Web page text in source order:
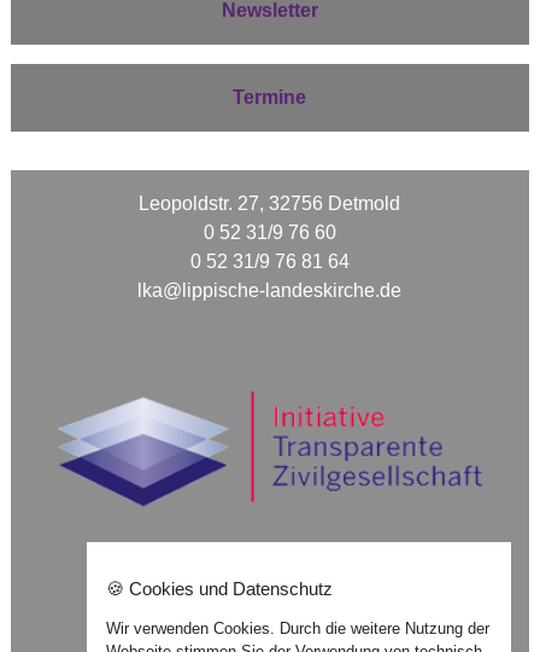
Newsletter
Termine
Leopoldstr. 27, 32756 Detmold
0 52 31/9 76 60
0 52 31/9 76 81 64
lka@lippische-landeskirche.de
🍪 Cookies und Datenschutz
Wir verwenden Cookies. Durch die weitere Nutzung der